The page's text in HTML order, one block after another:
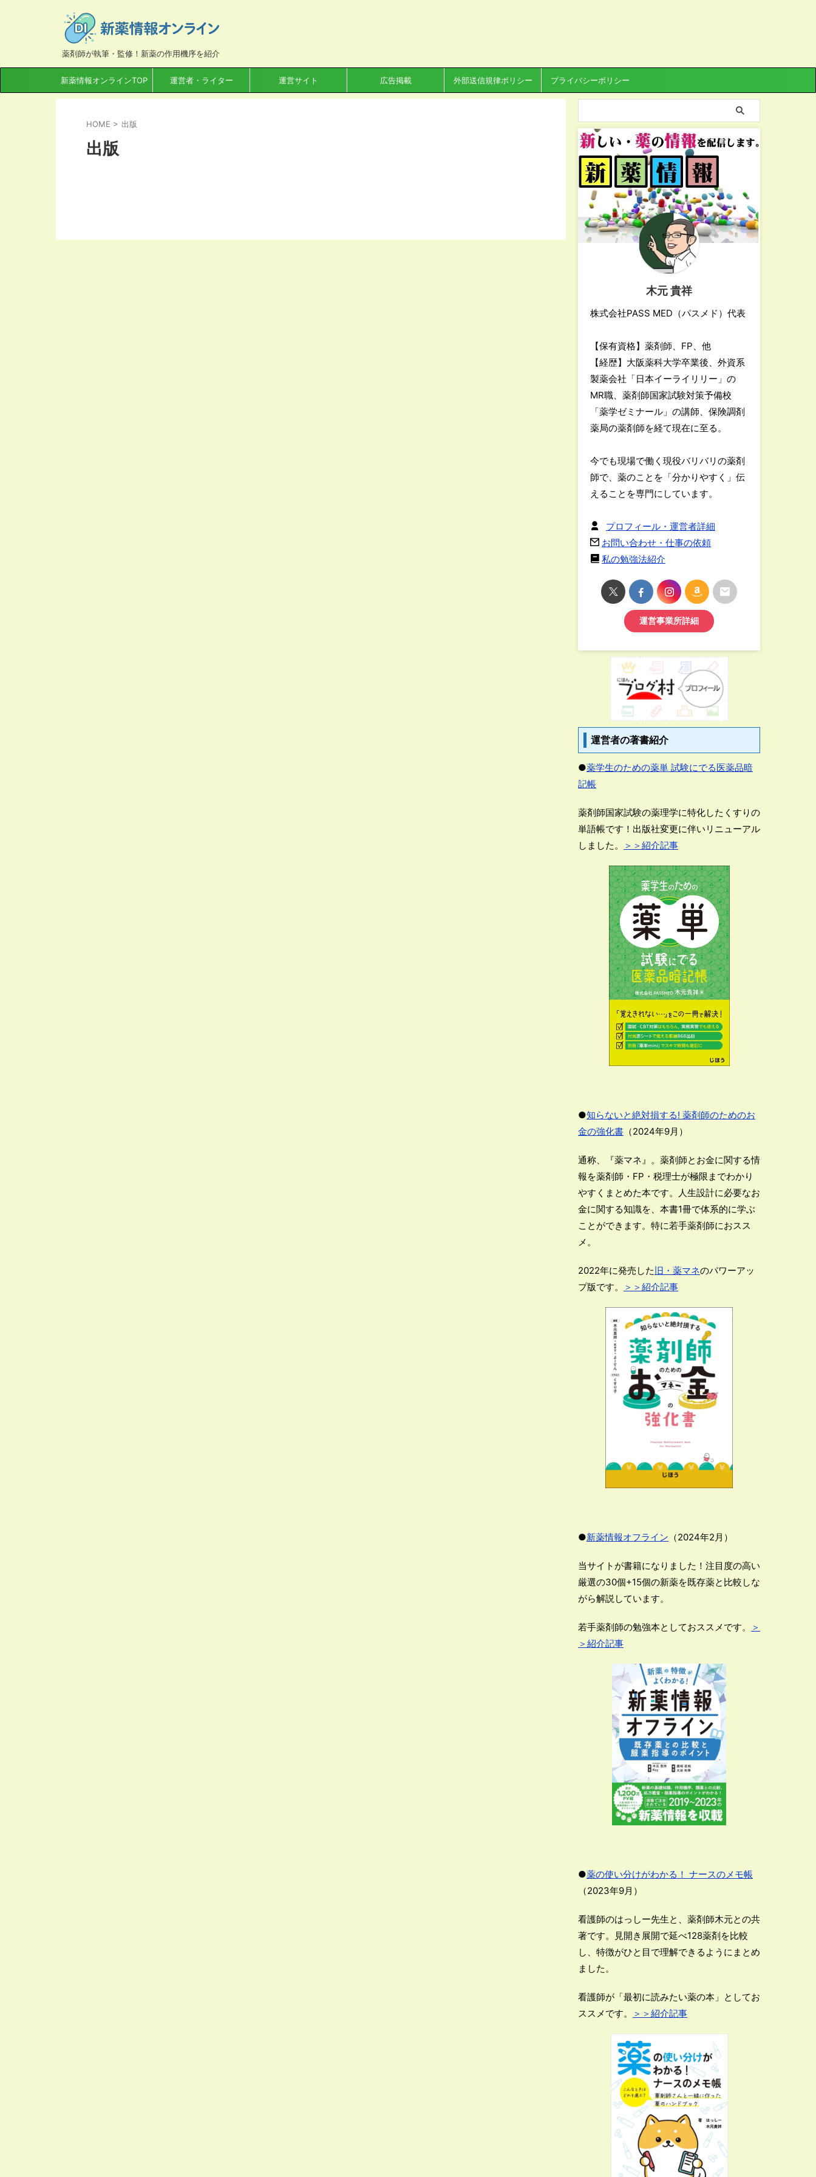
薬剤師が執筆・監修！新薬の作用機序を紹介
新薬情報オンラインTOP 運営者・ライター 運営サイト 広告掲載 外部送信規律ポリシー プライバシーポリシー
HOME > 出版
出版
木元 貴祥
株式会社PASS MED（パスメド）代表
【保有資格】薬剤師、FP、他
【経歴】大阪薬科大学卒業後、外資系
製薬会社「日本イーライリリー」の
MR職、薬剤師国家試験対策予備校
「薬学ゼミナール」の講師、保険調剤
薬局の薬剤師を経て現在に至る。
今でも現場で働く現役バリバリの薬剤
師で、薬のことを「分かりやすく」伝
えることを専門にしています。
プロフィール・運営者詳細
お問い合わせ・仕事の依頼
私の勉強法紹介
運営事業所詳細
運営者の著書紹介
●薬学生のための薬単 試験にでる医薬品暗
記帳
薬剤師国家試験の薬理学に特化したくすりの
単語帳です！出版社変更に伴いリニューアル
しました。
＞＞紹介記事
●知らないと絶対損する! 薬剤師のためのお
金の強化書 （2024年9月）
通称、『薬マネ』。薬剤師とお金に関する情
報を薬剤師・FP・税理士が極限までわかり
やすくまとめた本です。人生設計に必要なお
金に関する知識を、本書1冊で体系的に学ぶ
ことができます。特に若手薬剤師におスス
メ。
2022年に発売した旧・薬マネのパワーアッ
プ版です。
＞＞紹介記事
●新薬情報オフライン （2024年2月）
当サイトが書籍になりました！注目度の高い
厳選の30個+15個の新薬を既存薬と比較しな
がら解説しています。
若手薬剤師の勉強本としておススメです。
＞
＞紹介記事
●薬の使い分けがわかる！ ナースのメモ帳
（2023年9月）
看護師のはっしー先生と、薬剤師木元との共
著です。見開き展開で延べ128薬剤を比較
し、特徴がひと目で理解できるようにまとめ
ました。
看護師が「最初に読みたい薬の本」としてお
ススメです。
＞＞紹介記事